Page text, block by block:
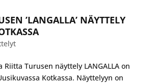
’LANGALLA’ NÄYTTELY
Turusen näyttely LANGALLA on
Kotkassa. Näyttelyyn on